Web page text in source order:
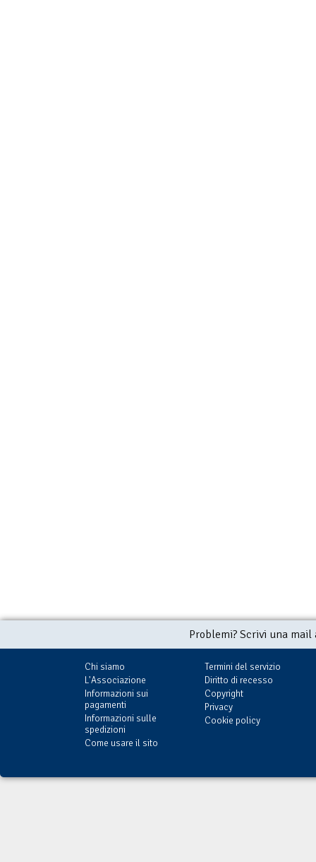
Problemi? Scrivi una
Chi siamo
L'Associazione
Informazioni sui
pagamenti
Informazioni sulle
spedizioni
Come usare il sito
Termini del servizio
Diritto di recesso
Copyright
Privacy
Cookie policy